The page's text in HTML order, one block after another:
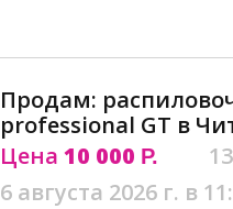
Продам:
professional GT в
Цена 10 000 Р.
6 августа 2026 г. в